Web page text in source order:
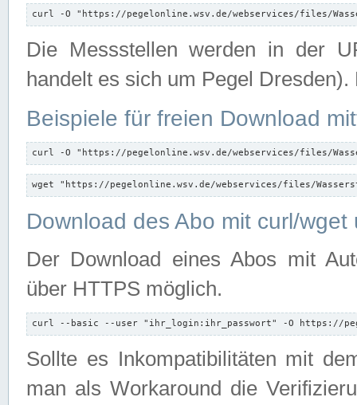
curl -O "https://pegelonline.wsv.de/webservices/files/
Die Messstellen werden in der
handelt es sich um Pegel
Beispiele für freien Download
curl -O "https://pegelonline.wsv.de/webservices/files/
wget "https://pegelonline.wsv.de/webservices/files/
Download des Abo mit curl/
Der Download eines Abos mit
über HTTPS möglich.
curl --basic --user "ihr_login:ihr_passwort" -O https://
Sollte es Inkompatibilitäten mit
man als Workaround die